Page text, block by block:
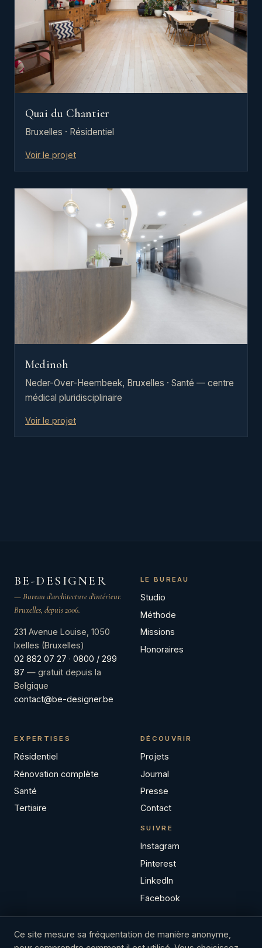
Quai du Chantier
Bruxelles · Résidentiel
Voir le projet
Medinoh
Neder-Over-Heembeek, Bruxelles · Santé — centre
médical pluridisciplinaire
Voir le projet
BE-DESIGNER
— Bureau d'architecture d'intérieur.
Bruxelles, depuis 2006.
231 Avenue Louise, 1050
Ixelles (Bruxelles)
02 882 07 27 · 0800 / 299
87 — gratuit depuis la
Belgique
contact@be-designer.be
LE BUREAU
Studio
Méthode
Missions
Honoraires
EXPERTISES
Résidentiel
Rénovation complète
Santé
Tertiaire
DÉCOUVRIR
Projets
Journal
Presse
Contact
SUIVRE
Instagram
Pinterest
LinkedIn
Facebook
Ce site mesure sa fréquentation de manière anonyme,